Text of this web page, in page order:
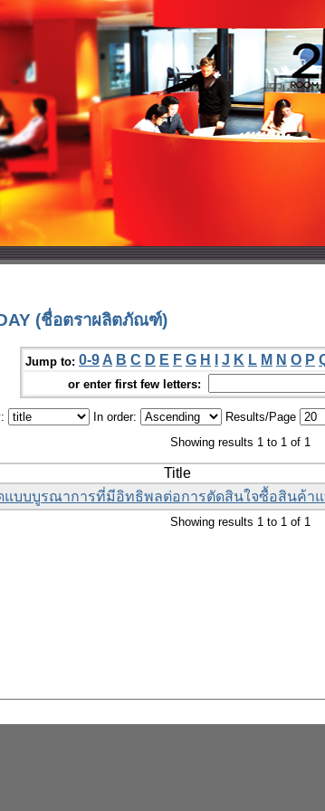
(ชื่อตราผลิตภัณฑ์)
Jump to: 0-9 A B C D E F G H J K L M N O P
or enter first few letters:
In order: Results/Page
Showing results 1 to 1 of 1
Title
แบบบูรณาการที่มีอิทธิพลต่อการตัดสินใจซื้อสินค้าแ
Showing results 1 to 1 of 1